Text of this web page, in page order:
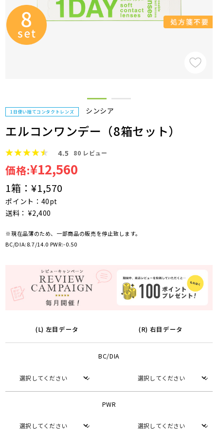
1日使い捨てコンタクトレンズ シンシア
エルコンワンデー（8箱セット）
4.5 80 レビュー
価格:¥12,560
1箱：¥1,570
ポイント：40pt
送料： ¥2,400
※現在品薄のため、一部商品の販売を停止致します。
BC/DIA:8.7/14.0 PWR:-0.50
(L) 左目データ (R) 右目データ
BC/DIA
PWR